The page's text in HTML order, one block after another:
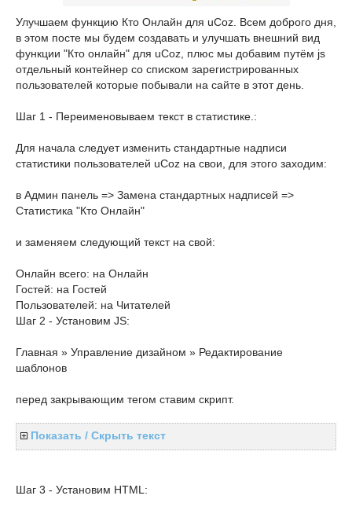
Улучшаем функцию Кто Онлайн для uCoz. Всем доброго дня,
в этом посте мы будем создавать и улучшать внешний вид
функции "Кто онлайн" для uCoz, плюс мы добавим путём js
отдельный контейнер со списком зарегистрированных
пользователей которые побывали на сайте в этот день.
Шаг 1 - Переименовываем текст в статистике.:
Для начала следует изменить стандартные надписи
статистики пользователей uCoz на свои, для этого заходим:
в Админ панель => Замена стандартных надписей =>
Статистика "Кто Онлайн"
и заменяем следующий текст на свой:
Онлайн всего: на Онлайн
Гостей: на Гостей
Пользователей: на Читателей
Шаг 2 - Установим JS:
Главная » Управление дизайном » Редактирование
шаблонов
перед закрывающим тегом ставим скрипт.
Показать / Скрыть текст
Шаг 3 - Установим HTML: